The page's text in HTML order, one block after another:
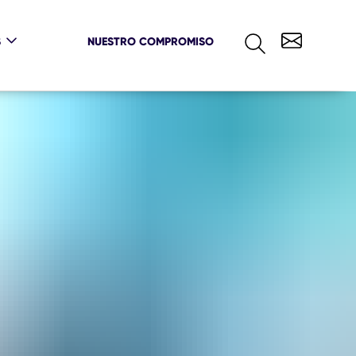
NUESTRO COMPROMISO